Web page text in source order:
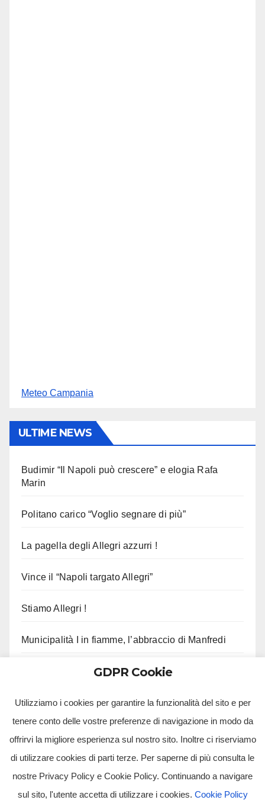
Meteo Campania
ULTIME NEWS
Budimir “Il Napoli può crescere” e elogia Rafa
Marin
Politano carico “Voglio segnare di più”
La pagella degli Allegri azzurri !
Vince il “Napoli targato Allegri”
Stiamo Allegri !
Municipalità I in fiamme, l’abbraccio di Manfredi
Gli aggiornamenti di Musumeci sui fondi per il
GDPR Cookie
Utilizziamo i cookies per garantire la funzionalità del sito e per
tenere conto delle vostre preferenze di navigazione in modo da
offrirvi la migliore esperienza sul nostro sito. Inoltre ci riserviamo
di utilizzare cookies di parti terze. Per saperne di più consulta le
nostre Privacy Policy e Cookie Policy. Continuando a navigare
sul sito, l'utente accetta di utilizzare i cookies. Cookie Policy